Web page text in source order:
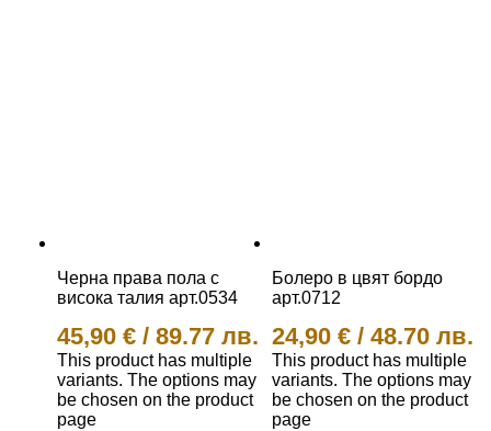
Черна права пола с
висока талия арт.0534
45,90 € / 89.77 лв.
This product has multiple
variants. The options may
be chosen on the product
page
Болеро в цвят бордо
арт.0712
24,90 € / 48.70 лв.
This product has multiple
variants. The options may
be chosen on the product
page